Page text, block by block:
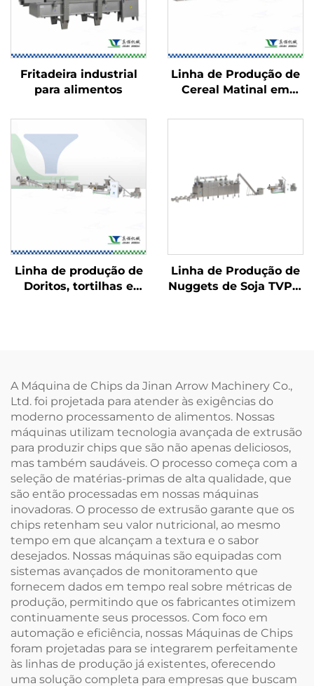
Fritadeira industrial
para alimentos
Linha de Produção de
Cereal Matinal em
Linha de produção de
Doritos, tortilhas e
Linha de Produção de
Nuggets de Soja TVP e
A Máquina de Chips da Jinan Arrow Machinery Co.,
Ltd. foi projetada para atender às exigências do
moderno processamento de alimentos. Nossas
máquinas utilizam tecnologia avançada de extrusão
para produzir chips que são não apenas deliciosos,
mas também saudáveis. O processo começa com a
seleção de matérias-primas de alta qualidade, que
são então processadas em nossas máquinas
inovadoras. O processo de extrusão garante que os
chips retenham seu valor nutricional, ao mesmo
tempo em que alcançam a textura e o sabor
desejados. Nossas máquinas são equipadas com
sistemas avançados de monitoramento que
fornecem dados em tempo real sobre métricas de
produção, permitindo que os fabricantes otimizem
continuamente seus processos. Com foco em
automação e eficiência, nossas Máquinas de Chips
foram projetadas para se integrarem perfeitamente
às linhas de produção já existentes, oferecendo
uma solução completa para empresas que buscam